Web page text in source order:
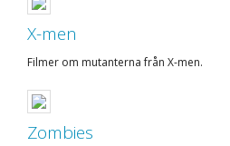
X-men
Filmer om mutanterna från X-men.
Zombies